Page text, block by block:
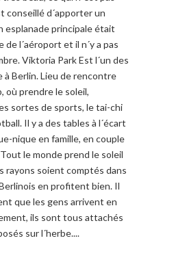
conseillé d´apporter un
esplanade principale était
de l´aéroport et il n´y a pas
Viktoria Park Est l´un des
à Berlin. Lieu de rencontre
où prendre le soleil,
sortes de sports, le tai-chi
Il y a des tables à l´écart
nique en famille, en couple
le monde prend le soleil
rayons soient comptés dans
en profitent bien. Il
que les gens arrivent en
ils sont tous attachés
sur l´herbe....